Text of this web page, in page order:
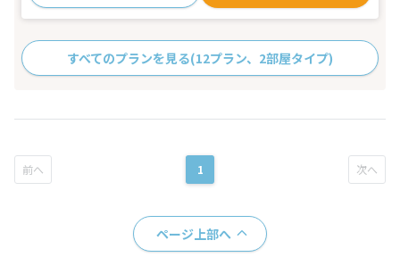
すべてのプランを見る(12プラン、2部屋タイプ)
1
ページ上部へ